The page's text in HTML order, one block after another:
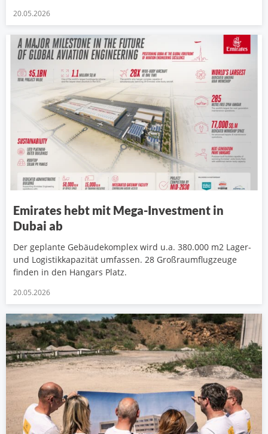
20.05.2026
Emirates hebt mit Mega-Investment in
Dubai ab
Der geplante Gebäudekomplex wird u.a. 380.000 m2 Lager-
und Logistikkapazität umfassen. 28 Großraumflugzeuge
finden in den Hangars Platz.
20.05.2026